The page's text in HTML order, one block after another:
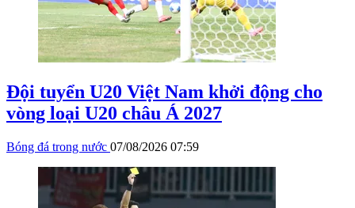
Đội tuyển U20 Việt Nam khởi động cho
vòng loại U20 châu Á 2027
Bóng đá trong nước 07/08/2026 07:59